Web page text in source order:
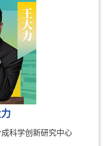
科学创新研究中心